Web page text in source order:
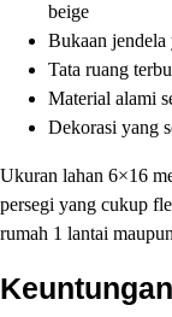
beige
Bukaan jendela
Tata ruang
Material alami
Dekorasi yang
Ukuran lahan 6×16
persegi yang cukup
rumah 1 lantai
Keuntungan